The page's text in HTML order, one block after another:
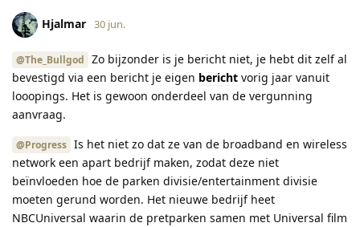
Hjalmar 30 jun.
@The_Bullgod Zo bijzonder is je bericht niet, je hebt dit zelf al
bevestigd via een bericht je eigen bericht vorig jaar vanuit
looopings. Het is gewoon onderdeel van de vergunning
aanvraag.
@Progress Is het niet zo dat ze van de broadband en wireless
network een apart bedrijf maken, zodat deze niet
beïnvloeden hoe de parken divisie/entertainment divisie
moeten gerund worden. Het nieuwe bedrijf heet
NBCUniversal waarin de pretparken samen met Universal film